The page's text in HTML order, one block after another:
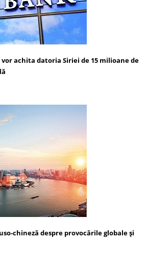
achita datoria Siriei de 15 milioane de
chineză despre provocările globale și